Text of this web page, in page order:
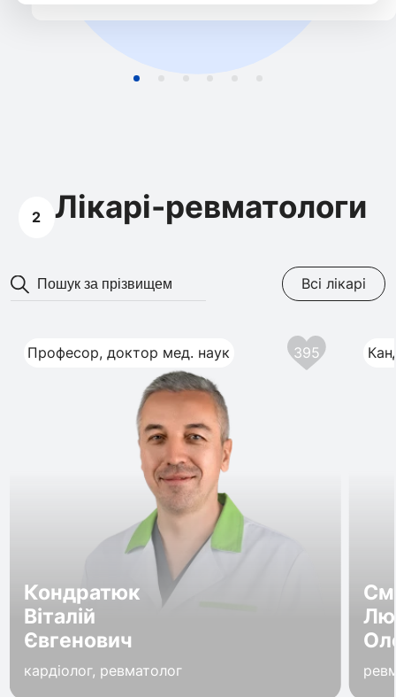
Лікарі-ревматологи
2
Всі лікарі
Професор, доктор мед. наук 395
Кондратюк
Віталій
Євгенович
кардіолог, ревматолог